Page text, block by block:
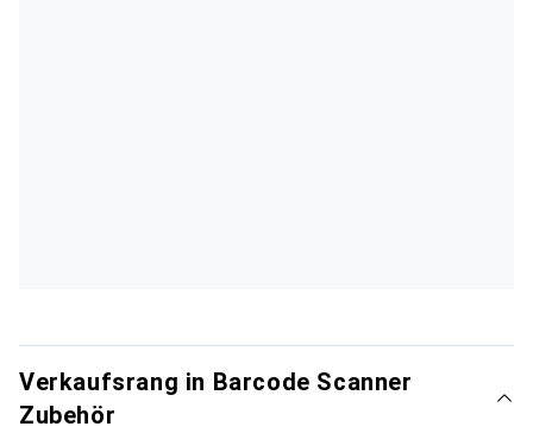
Verkaufsrang in Barcode Scanner
Zubehör